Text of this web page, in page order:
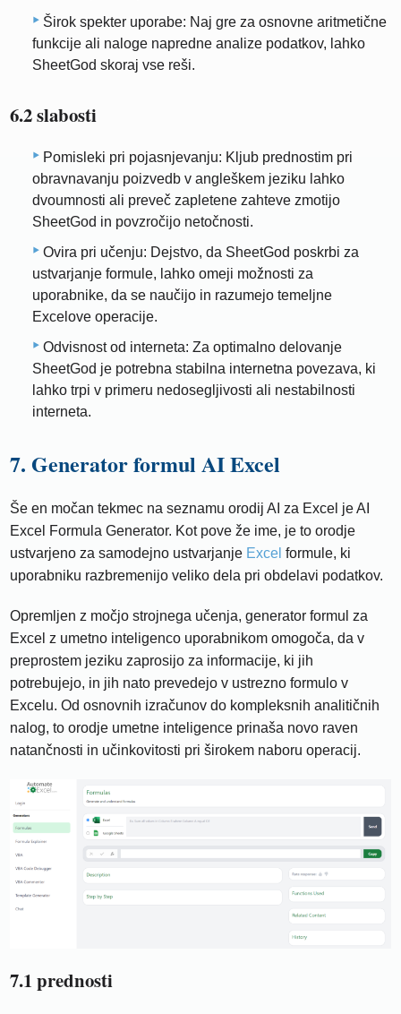
Širok spekter uporabe: Naj gre za osnovne aritmetične
funkcije ali naloge napredne analize podatkov, lahko
SheetGod skoraj vse reši.
6.2 slabosti
Pomisleki pri pojasnjevanju: Kljub prednostim pri
obravnavanju poizvedb v angleškem jeziku lahko
dvoumnosti ali preveč zapletene zahteve zmotijo ​​
SheetGod in povzročijo netočnosti.
Ovira pri učenju: Dejstvo, da SheetGod poskrbi za
ustvarjanje formule, lahko omeji možnosti za
uporabnike, da se naučijo in razumejo temeljne
Excelove operacije.
Odvisnost od interneta: Za optimalno delovanje
SheetGod je potrebna stabilna internetna povezava, ki
lahko trpi v primeru nedosegljivosti ali nestabilnosti
interneta.
7. Generator formul AI Excel
Še en močan tekmec na seznamu orodij AI za Excel je AI
Excel Formula Generator. Kot pove že ime, je to orodje
ustvarjeno za samodejno ustvarjanje Excel formule, ki
uporabniku razbremenijo veliko dela pri obdelavi podatkov.
Opremljen z močjo strojnega učenja, generator formul za
Excel z umetno inteligenco uporabnikom omogoča, da v
preprostem jeziku zaprosijo za informacije, ki jih
potrebujejo, in jih nato prevedejo v ustrezno formulo v
Excelu. Od osnovnih izračunov do kompleksnih analitičnih
nalog, to orodje umetne inteligence prinaša novo raven
natančnosti in učinkovitosti pri širokem naboru operacij.
7.1 prednosti